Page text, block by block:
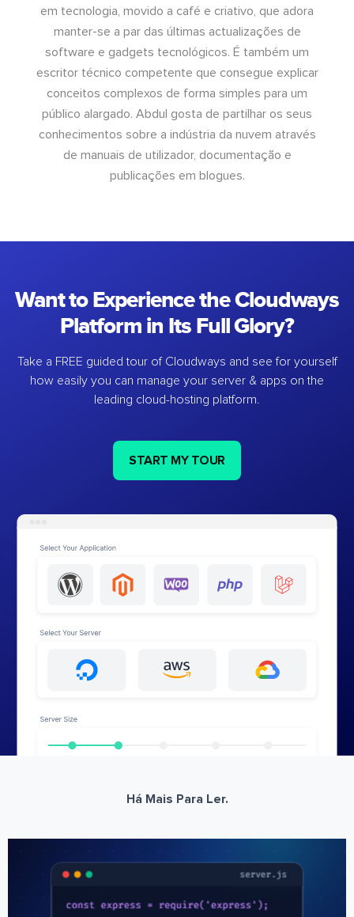
em tecnologia, movido a café e criativo, que adora
manter-se a par das últimas actualizações de
software e gadgets tecnológicos. É também um
escritor técnico competente que consegue explicar
conceitos complexos de forma simples para um
público alargado. Abdul gosta de partilhar os seus
conhecimentos sobre a indústria da nuvem através
de manuais de utilizador, documentação e
publicações em blogues.
Want to Experience the Cloudways
Platform in Its Full Glory?
Take a FREE guided tour of Cloudways and see for yourself
how easily you can manage your server & apps on the
leading cloud-hosting platform.
START MY TOUR
Há Mais Para Ler.